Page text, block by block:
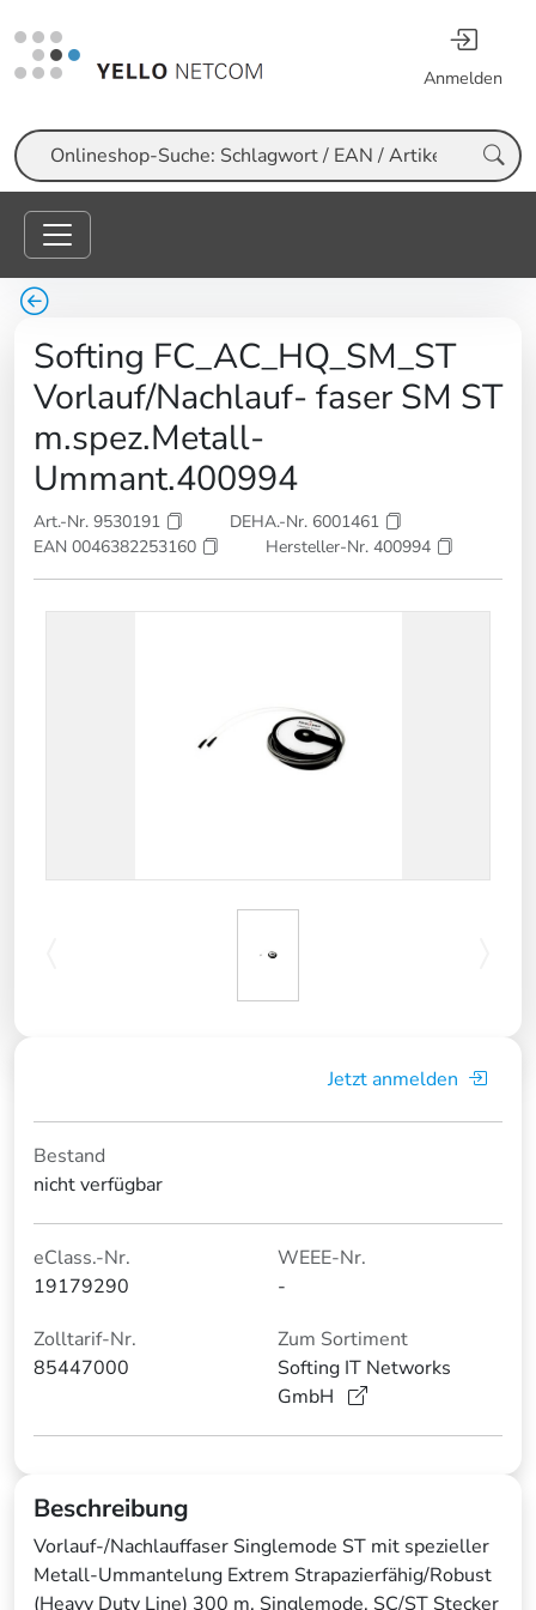
Anmelden
Suche
Softing FC_AC_HQ_SM_ST
Vorlauf/Nachlauf- faser SM ST
m.spez.Metall-
Ummant.400994
Art.-Nr. 9530191
DEHA.-Nr. 6001461
EAN 0046382253160
Hersteller-Nr. 400994
Jetzt anmelden
Bestand
nicht verfügbar
eClass.-Nr.
19179290
WEEE-Nr.
-
Zolltarif-Nr.
85447000
Zum Sortiment
Softing IT Networks
GmbH
Beschreibung
Vorlauf-/Nachlauffaser Singlemode ST mit spezieller
Metall-Ummantelung Extrem Strapazierfähig/Robust
(Heavy Duty Line) 300 m, Singlemode, SC/ST Stecker